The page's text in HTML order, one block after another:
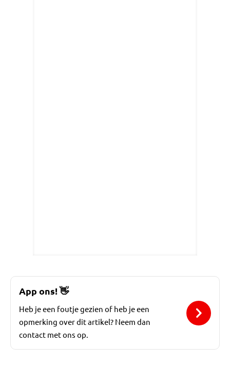
App ons!👋
Heb je een foutje gezien of heb je een
opmerking over dit artikel? Neem dan
contact met ons op.